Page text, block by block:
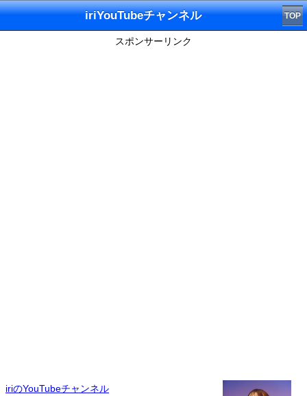
iriYouTubeチャンネル TOP
スポンサーリンク
iriのYouTubeチャンネル